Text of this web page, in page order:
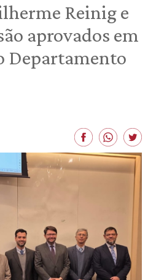
Reinig e
aprovados em
Departamento